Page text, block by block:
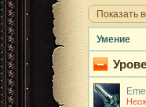
Показать
Умение